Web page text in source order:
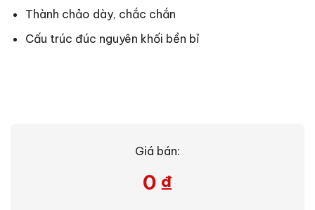
Thành chảo dày, chắc chắn
Cấu trúc đúc nguyên khối bền bỉ
Giá bán:
0 ₫